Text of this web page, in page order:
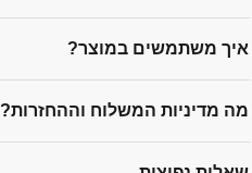
איך משתמשים במוצר?
מה מדיניות המשלוח וההחזרות?